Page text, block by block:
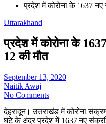
प्रदेश में कोरोना के 1637 नए
Uttarakhand
प्रदेश में कोरोना के
12 की मौत
September 13, 2020
Naitik Awaj
No Comments
देहरादून। उत्तराखंड में कोरोना
घंटे के अंदर प्रदेश में 1637 नए